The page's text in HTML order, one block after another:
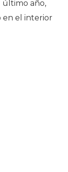
último año,
en el interior